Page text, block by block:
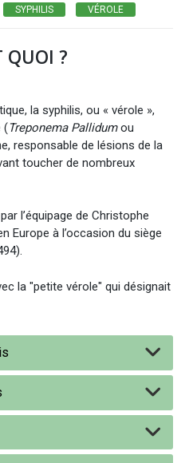
SYPHILIS VÉROLE
QUOI ?
la syphilis, ou « vérole »,
(Treponema Pallidumou
responsable de lésions de la
toucher de nombreux
l’équipage de Christophe
Europe à l’occasion du siège
la "petite vérole" qui désignait